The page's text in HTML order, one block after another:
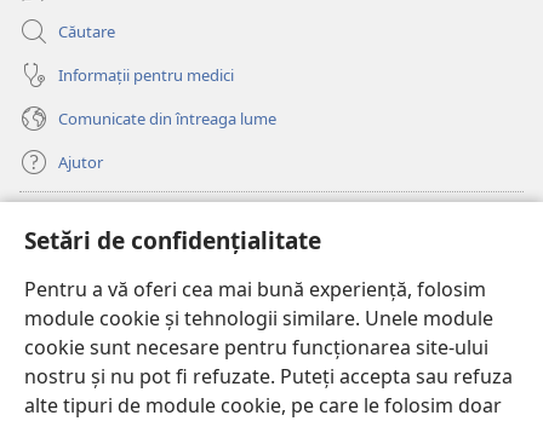
Setări de confidențialitate
Pentru a vă oferi cea mai bună experiență, folosim
module cookie și tehnologii similare. Unele module
cookie sunt necesare pentru funcționarea site-ului
nostru și nu pot fi refuzate. Puteți accepta sau refuza
alte tipuri de module cookie, pe care le folosim doar
Căutare
Informații pentru medici
Comunicate din întreaga lume
Ajutor
(se
deschide
o
fereastră
nouă)
Watchtower – BIBLIOTECĂ ONLINE™
(se
deschide
o
fereastră
JW Hub ®
(se
deschide
o
JW Library®